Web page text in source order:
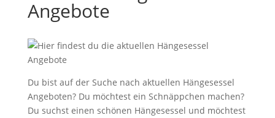
Angebote
Du bist auf der Suche nach aktuellen Hängesessel
Angeboten? Du möchtest ein Schnäppchen machen?
Du suchst einen schönen Hängesessel und möchtest